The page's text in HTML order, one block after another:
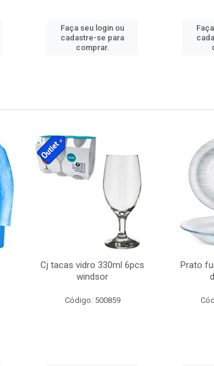
Faça seu login ou
cadastre-se para
comprar.
Cj tacas vidro 330ml 6pcs
windsor
Código: 500859
Prato